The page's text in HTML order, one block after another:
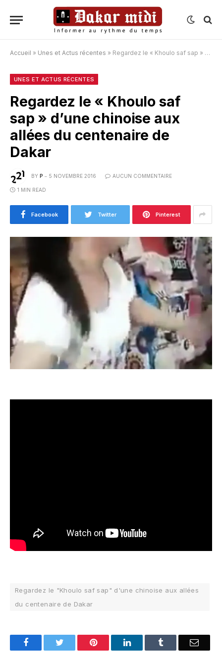
Accueil » Unes et Actus récentes » Regardez le « Khoulo saf sap » d’une chinoise aux allées du centenaire de Dakar
UNES ET ACTUS RÉCENTES
Regardez le « Khoulo saf
sap » d’une chinoise aux
allées du centenaire de
Dakar
BY P 5 NOVEMBRE 2016 AUCUN COMMENTAIRE
1 MIN READ
Facebook Twitter Pinterest
Regardez le "Khoulo saf sap" d'une chinoise aux allées
du centenaire de Dakar
FacebookTwitter Pinterest LinkedInTumblr Email